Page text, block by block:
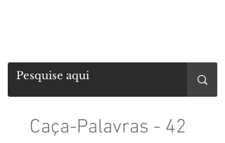
Caça-Palavras - 42